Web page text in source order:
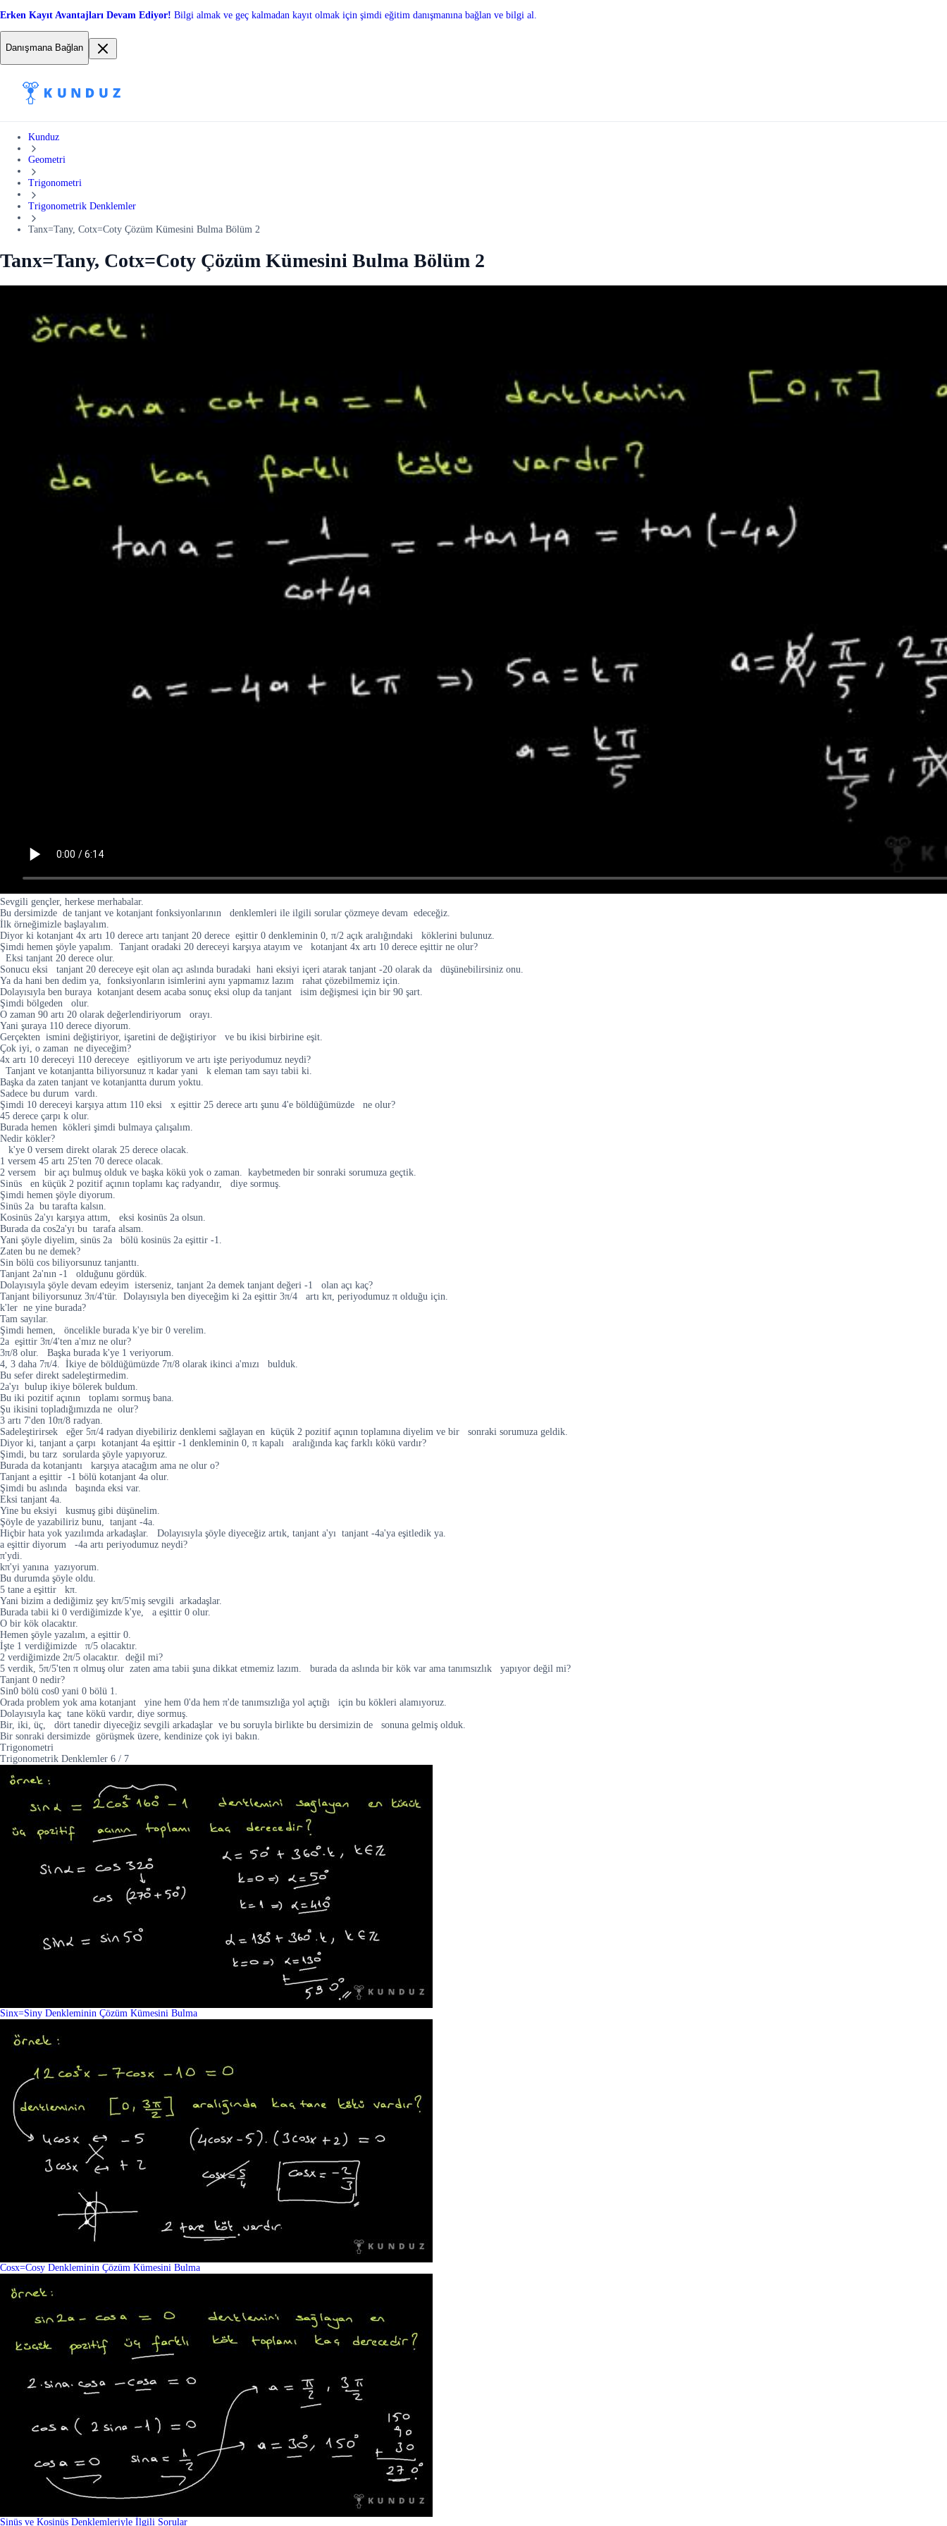
Erken Kayıt Avantajları Devam Ediyor! Bilgi almak ve geç kalmadan kayıt olmak için şimdi eğitim danışmanına bağlan ve bilgi al.
Danışmana Bağlan
Kunduz
Geometri
Trigonometri
Trigonometrik Denklemler
Tanx=Tany, Cotx=Coty Çözüm Kümesini Bulma Bölüm 2
Tanx=Tany, Cotx=Coty Çözüm Kümesini Bulma Bölüm 2
Sevgili gençler, herkese merhabalar.
Bu dersimizde de tanjant ve kotanjant fonksiyonlarının denklemleri ile ilgili sorular çözmeye devam edeceğiz.
İlk örneğimizle başlayalım.
Diyor ki kotanjant 4x artı 10 derece artı tanjant 20 derece eşittir 0 denkleminin 0, π/2 açık aralığındaki köklerini bulunuz.
Şimdi hemen şöyle yapalım. Tanjant oradaki 20 dereceyi karşıya atayım ve kotanjant 4x artı 10 derece eşittir ne olur?
Eksi tanjant 20 derece olur.
Sonucu eksi tanjant 20 dereceye eşit olan açı aslında buradaki hani eksiyi içeri atarak tanjant -20 olarak da düşünebilirsiniz onu.
Ya da hani ben dedim ya, fonksiyonların isimlerini aynı yapmamız lazım rahat çözebilmemiz için.
Dolayısıyla ben buraya kotanjant desem acaba sonuç eksi olup da tanjant isim değişmesi için bir 90 şart.
Şimdi bölgeden olur.
O zaman 90 artı 20 olarak değerlendiriyorum orayı.
Yani şuraya 110 derece diyorum.
Gerçekten ismini değiştiriyor, işaretini de değiştiriyor ve bu ikisi birbirine eşit.
Çok iyi, o zaman ne diyeceğim?
4x artı 10 dereceyi 110 dereceye eşitliyorum ve artı işte periyodumuz neydi?
Tanjant ve kotanjantta biliyorsunuz π kadar yani k eleman tam sayı tabii ki.
Başka da zaten tanjant ve kotanjantta durum yoktu.
Sadece bu durum vardı.
Şimdi 10 dereceyi karşıya attım 110 eksi x eşittir 25 derece artı şunu 4'e böldüğümüzde ne olur?
45 derece çarpı k olur.
Burada hemen kökleri şimdi bulmaya çalışalım.
Nedir kökler?
k'ye 0 versem direkt olarak 25 derece olacak.
1 versem 45 artı 25'ten 70 derece olacak.
2 versem bir açı bulmuş olduk ve başka kökü yok o zaman. kaybetmeden bir sonraki sorumuza geçtik.
Sinüs en küçük 2 pozitif açının toplamı kaç radyandır, diye sormuş.
Şimdi hemen şöyle diyorum.
Sinüs 2a bu tarafta kalsın.
Kosinüs 2a'yı karşıya attım, eksi kosinüs 2a olsun.
Burada da cos2a'yı bu tarafa alsam.
Yani şöyle diyelim, sinüs 2a bölü kosinüs 2a eşittir -1.
Zaten bu ne demek?
Sin bölü cos biliyorsunuz tanjanttı.
Tanjant 2a'nın -1 olduğunu gördük.
Dolayısıyla şöyle devam edeyim isterseniz, tanjant 2a demek tanjant değeri -1 olan açı kaç?
Tanjant biliyorsunuz 3π/4'tür. Dolayısıyla ben diyeceğim ki 2a eşittir 3π/4 artı kπ, periyodumuz π olduğu için.
k'ler ne yine burada?
Tam sayılar.
Şimdi hemen, öncelikle burada k'ye bir 0 verelim.
2a eşittir 3π/4'ten a'mız ne olur?
3π/8 olur. Başka burada k'ye 1 veriyorum.
4, 3 daha 7π/4. İkiye de böldüğümüzde 7π/8 olarak ikinci a'mızı bulduk.
Bu sefer direkt sadeleştirmedim.
2a'yı bulup ikiye bölerek buldum.
Bu iki pozitif açının toplamı sormuş bana.
Şu ikisini topladığımızda ne olur?
3 artı 7'den 10π/8 radyan.
Sadeleştirirsek eğer 5π/4 radyan diyebiliriz denklemi sağlayan en küçük 2 pozitif açının toplamına diyelim ve bir sonraki sorumuza geldik.
Diyor ki, tanjant a çarpı kotanjant 4a eşittir -1 denkleminin 0, π kapalı aralığında kaç farklı kökü vardır?
Şimdi, bu tarz sorularda şöyle yapıyoruz.
Burada da kotanjantı karşıya atacağım ama ne olur o?
Tanjant a eşittir -1 bölü kotanjant 4a olur.
Şimdi bu aslında başında eksi var.
Eksi tanjant 4a.
Yine bu eksiyi kusmuş gibi düşünelim.
Şöyle de yazabiliriz bunu, tanjant -4a.
Hiçbir hata yok yazılımda arkadaşlar. Dolayısıyla şöyle diyeceğiz artık, tanjant a'yı tanjant -4a'ya eşitledik ya.
a eşittir diyorum -4a artı periyodumuz neydi?
π'ydi.
kπ'yi yanına yazıyorum.
Bu durumda şöyle oldu.
5 tane a eşittir kπ.
Yani bizim a dediğimiz şey kπ/5'miş sevgili arkadaşlar.
Burada tabii ki 0 verdiğimizde k'ye, a eşittir 0 olur.
O bir kök olacaktır.
Hemen şöyle yazalım, a eşittir 0.
İşte 1 verdiğimizde π/5 olacaktır.
2 verdiğimizde 2π/5 olacaktır. değil mi?
5 verdik, 5π/5'ten π olmuş olur zaten ama tabii şuna dikkat etmemiz lazım. burada da aslında bir kök var ama tanımsızlık yapıyor değil mi?
Tanjant 0 nedir?
Sin0 bölü cos0 yani 0 bölü 1.
Orada problem yok ama kotanjant yine hem 0'da hem π'de tanımsızlığa yol açtığı için bu kökleri alamıyoruz.
Dolayısıyla kaç tane kökü vardır, diye sormuş.
Bir, iki, üç, dört tanedir diyeceğiz sevgili arkadaşlar ve bu soruyla birlikte bu dersimizin de sonuna gelmiş olduk.
Bir sonraki dersimizde görüşmek üzere, kendinize çok iyi bakın.
Trigonometri
Trigonometrik Denklemler 6 / 7
Sinx=Siny Denkleminin Çözüm Kümesini Bulma
Cosx=Cosy Denkleminin Çözüm Kümesini Bulma
Sinüs ve Kosinüs Denklemleriyle İlgili Sorular